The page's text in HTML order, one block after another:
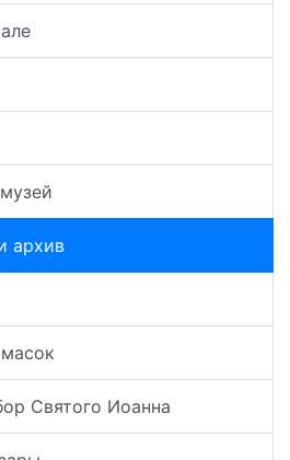
архив
Святого Иоанна